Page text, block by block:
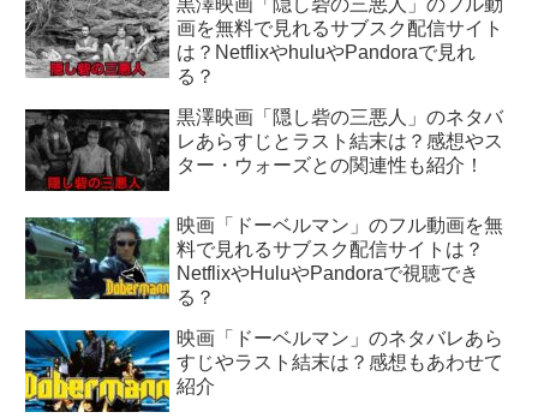
黒澤映画「隠し砦の三悪人」のフル動
画を無料で見れるサブスク配信サイト
は？NetflixやhuluやPandoraで見れ
る？
黒澤映画「隠し砦の三悪人」のネタバ
レあらすじとラスト結末は？感想やス
ター・ウォーズとの関連性も紹介！
映画「ドーベルマン」のフル動画を無
料で見れるサブスク配信サイトは？
NetflixやHuluやPandoraで視聴でき
る？
映画「ドーベルマン」のネタバレあら
すじやラスト結末は？感想もあわせて
紹介